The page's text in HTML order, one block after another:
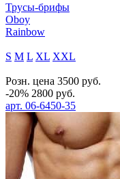
Трусы-брифы
Oboy
Rainbow
S M L XL XXL
Розн. цена 3500 руб.
-20% 2800 руб.
арт. 06-6450-35